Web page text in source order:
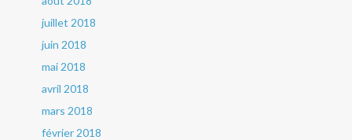
juillet 2018
juin 2018
mai 2018
avril 2018
mars 2018
février 2018